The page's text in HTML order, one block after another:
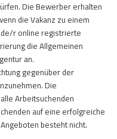
Die Bewerber erhalten
die Vakanz zu einem
r online registrierte
die Allgemeinen
an.
gegenüber der
Die
Arbeitsuchenden
auf eine erfolgreiche
besteht nicht.